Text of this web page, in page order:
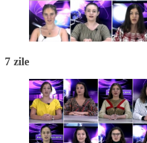
7 zile